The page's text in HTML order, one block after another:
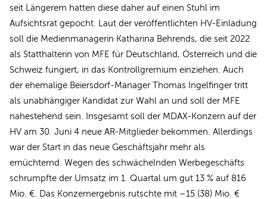
seit Längerem hatten diese daher auf einen Stuhl im
Aufsichtsrat gepocht. Laut der veröffentlichten HV-Einladung
soll die Medienmanagerin Katharina Behrends, die seit 2022
als Statthalterin von MFE für Deutschland, Österreich und die
Schweiz fungiert, in das Kontrollgremium einziehen. Auch
der ehemalige Beiersdorf-Manager Thomas Ingelfinger tritt
als unabhängiger Kandidat zur Wahl an und soll der MFE
nahestehend sein. Insgesamt soll der MDAX-Konzern auf der
HV am 30. Juni 4 neue AR-Mitglieder bekommen. Allerdings
war der Start in das neue Geschäftsjahr mehr als
ernüchternd. Wegen des schwächelnden Werbegeschäfts
schrumpfte der Umsatz im 1. Quartal um gut 13 % auf 816
Mio. €. Das Konzernergebnis rutschte mit –15 (38) Mio. €